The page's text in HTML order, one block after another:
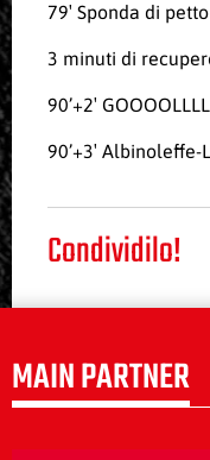
79′ Sponda di
3 minuti di
90’+2′
90’+3′
Condividilo!
MAIN PARTNER